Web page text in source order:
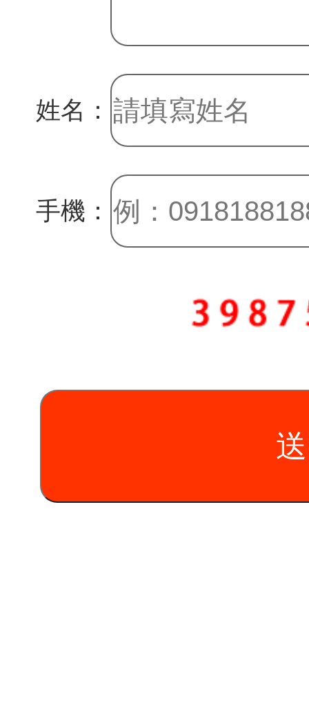
姓名：
手機：